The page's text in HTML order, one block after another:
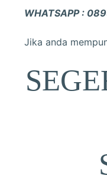
WHATSAPP :
Jika anda